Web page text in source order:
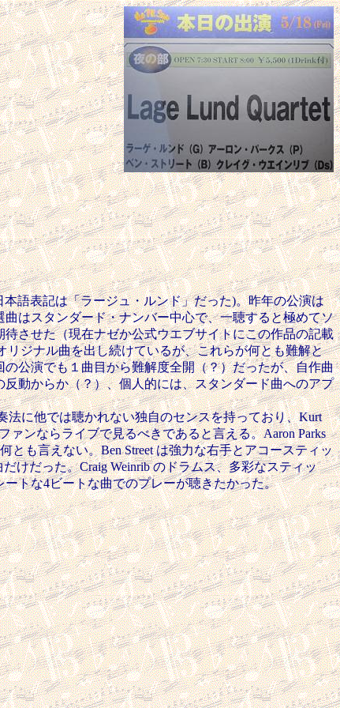
語表記は「ラージュ・ルンド」だった)。昨年の公演は
はスタンダード・ナンバー中心で、一聴すると極めてソ
させた（現在ナゼか公式ウエブサイトにこの作品の記載
リジナル曲を出し続けているが、これらが何とも難解と
公演でも１曲目から難解度全開（？）だったが、自作曲
動からか（？）、個人的には、スタンダード曲へのアプ
に他では聴かれない独自のセンスを持っており、Kurt
ンならライブで見るべきであると言える。Aaron Parks
とも言えない。Ben Street は強力な右手とアコースティッ
けだった。Craig Weinrib のドラムス、多彩なスティッ
トな4ビートな曲でのプレーが聴きたかった。